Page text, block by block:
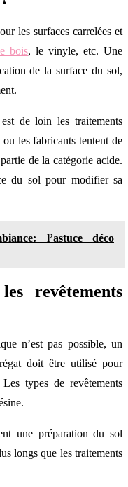
les surfaces carrelées et
bois, le vinyle, etc. Une
de la surface du sol,
de loin les traitements
les fabricants tentent de
de la catégorie acide.
du sol pour modifier sa
l’astuce déco
revêtements
n’est pas possible, un
doit être utilisé pour
types de revêtements
une préparation du sol
longs que les traitements